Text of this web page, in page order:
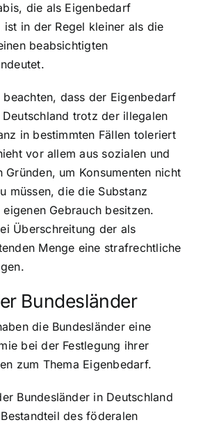
die als Eigenbedarf
ist in der Regel kleiner als die
beabsichtigten
dass der Eigenbedarf
trotz der illegalen
in bestimmten Fällen toleriert
vor allem aus sozialen und
Gründen, um Konsumenten nicht
müssen, die die Substanz
Gebrauch besitzen.
Überschreitung der als
Menge eine strafrechtliche
Bundesländer
die Bundesländer eine
bei der Festlegung ihrer
zum Thema Eigenbedarf.
Bundesländer in Deutschland
des föderalen